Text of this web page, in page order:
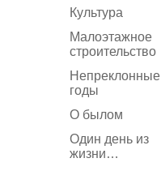
Культура
Малоэтажное
строительство
Непреклонные
годы
О былом
Один день из
жизни…